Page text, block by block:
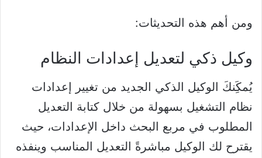
ومن أهم هذه التحديثات:
وكيل ذكي لتعديل إعدادات النظام
يُمكَِنكَ الوكيل الذكي الجديد من تغيير إعدادات
نظام التشغيل بسهولة من خلال كتابة التعديل
المطلوب في مربع البحث داخل الإعدادات، حيث
يقترح لك الوكيل مباشرةً التعديل المناسب وينفذه